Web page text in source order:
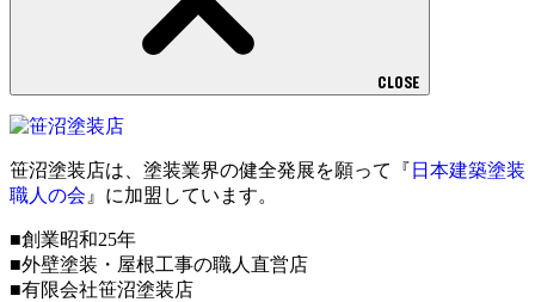
CLOSE
笹沼塗装店は、塗装業界の健全発展を願って『 日本建築塗装
職人の会 』に加盟しています。
■創業昭和25年
■外壁塗装・屋根工事の職人直営店
■有限会社笹沼塗装店